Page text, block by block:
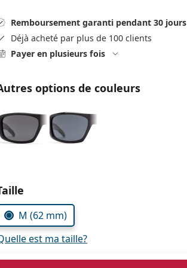
Remboursement garanti pendant 30 jours
Déjà acheté par plus de 100 clients
Payer en plusieurs fois
options de couleurs
les paramètres
M (62 mm)
est ma taille?